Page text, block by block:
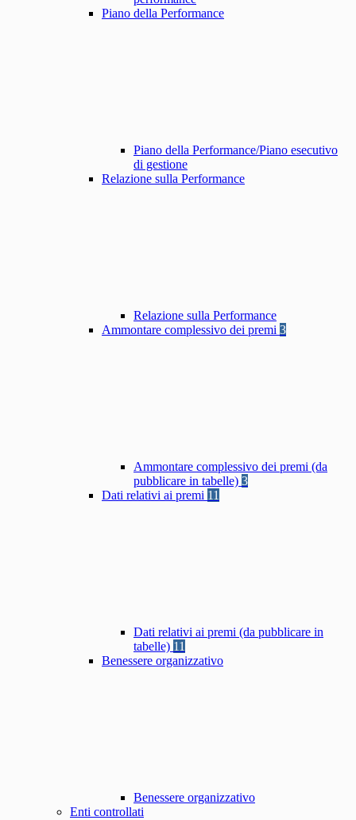
Piano della Performance
Piano della Performance/Piano esecutivo
di gestione
Relazione sulla Performance
Relazione sulla Performance
Ammontare complessivo dei premi 3
Ammontare complessivo dei premi (da
pubblicare in tabelle) 3
Dati relativi ai premi 11
Dati relativi ai premi (da pubblicare in
tabelle) 11
Benessere organizzativo
Benessere organizzativo
Enti controllati